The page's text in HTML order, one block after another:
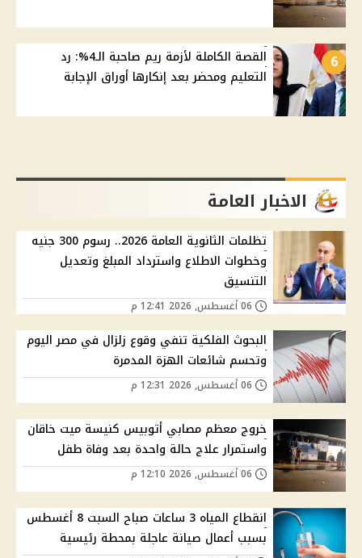
6
القصة الكاملة لأزمة ريم صاحبة الـ4%: رد
التعليم ومحضر بعد إنكارها أوراق الإجابة
الاخبار العامة
تظلمات الثانوية العامة 2026.. رسوم 300 جنيه
وخطوات الاطلاع واسترداد المبلغ وتعديل
التنسيق
البحوث الفلكية تنفي وقوع زلزال في مصر اليوم
وتحسم شائعات الهزة المدمرة
خروج معظم مصابي أتوبيس كنيسة ميت خاقان
واستمرار علاج حالة واحدة بعد وفاة طفل
انقطاع المياه 3 ساعات صباح السبت 8 أغسطس
بسبب أعمال صيانة عاجلة بمحطة رئيسية